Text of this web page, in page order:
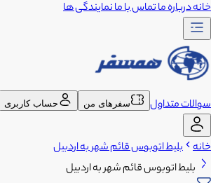
خانهدرباره ماتماس با مانمایندگی ها
سوالات متداول سفرهای من حساب کاربری
خانه بلیط اتوبوس قائم شهر به اردبیل
بلیط اتوبوس قائم شهر به اردبیل